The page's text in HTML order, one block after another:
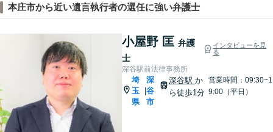
本庄市から近い遺言執行者の選任に強い弁護士
小屋野 匡 弁護
士
インタビューを見
る
深谷駅前法律事務所
埼
玉
県
深
谷
市
深谷駅 か
ら徒歩1分
営業時間：09:30~1
9:00（平日）